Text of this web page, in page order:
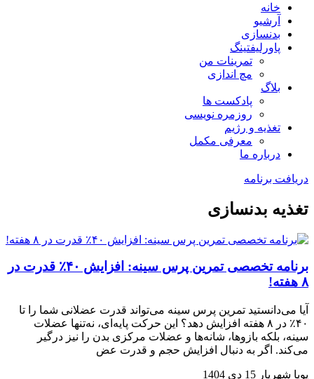
خانه
آرشیو
بدنسازی
پاورلیفتینگ
تمرینات من
مچ اندازی
بلاگ
پادکست ها
روزمره نویسی
تغذیه و رژیم
معرفی مکمل
درباره ما
دریافت برنامه
تغذیه بدنسازی
برنامه تخصصی تمرین پرس سینه: افزایش ۴۰٪ قدرت در
۸ هفته!
آیا می‌دانستید تمرین پرس سینه می‌تواند قدرت عضلانی شما را تا
۴۰٪ در ۸ هفته افزایش دهد؟ این حرکت پایه‌ای، نه‌تنها عضلات
سینه، بلکه بازوها، شانه‌ها و عضلات مرکزی بدن را نیز درگیر
می‌کند. اگر به دنبال افزایش حجم و قدرت عض
پویا شهریار 15 دی 1404